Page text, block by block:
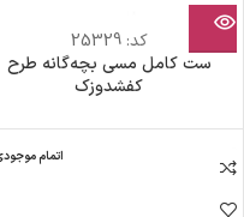
کد:25329
ست کامل مسی بچه‌گانه طرح
کفشدوزک
اتمام